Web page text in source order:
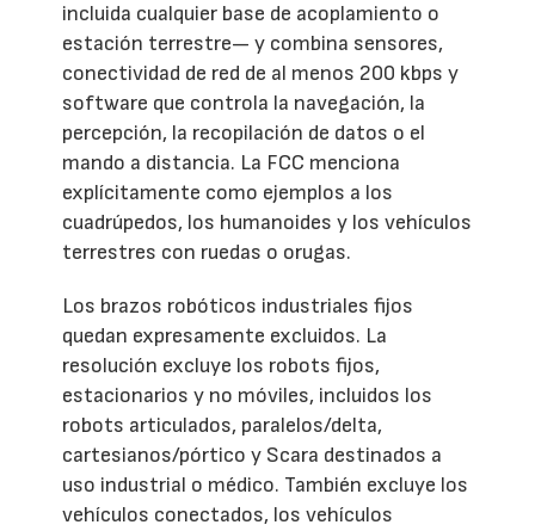
incluida cualquier base de acoplamiento o
estación terrestre— y combina sensores,
conectividad de red de al menos 200 kbps y
software que controla la navegación, la
percepción, la recopilación de datos o el
mando a distancia. La FCC menciona
explícitamente como ejemplos a los
cuadrúpedos, los humanoides y los vehículos
terrestres con ruedas o orugas.
Los brazos robóticos industriales fijos
quedan expresamente excluidos. La
resolución excluye los robots fijos,
estacionarios y no móviles, incluidos los
robots articulados, paralelos/delta,
cartesianos/pórtico y Scara destinados a
uso industrial o médico. También excluye los
vehículos conectados, los vehículos